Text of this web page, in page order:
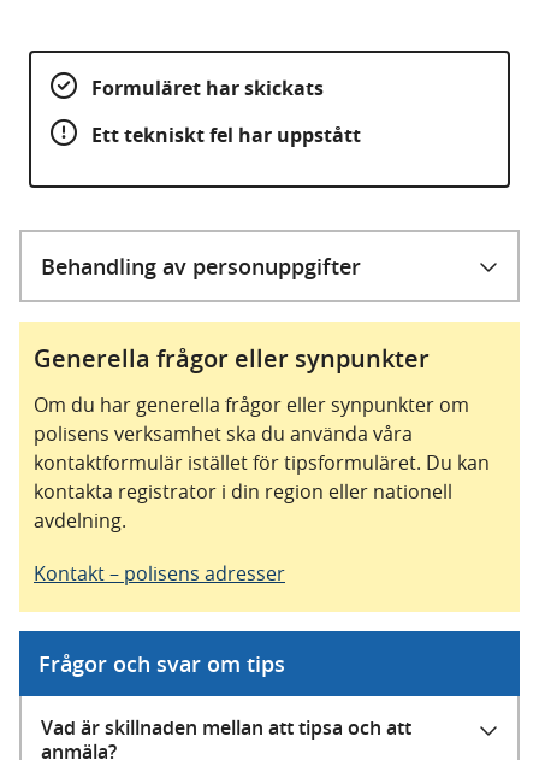
Formuläret har skickats
Ett tekniskt fel har uppstått
Behandling av personuppgifter
Generella frågor eller synpunkter
Om du har generella frågor eller synpunkter om
polisens verksamhet ska du använda våra
kontaktformulär istället för tipsformuläret. Du kan
kontakta registrator i din region eller nationell
avdelning.
Kontakt – polisens adresser
Frågor och svar om tips
Vad är skillnaden mellan att tipsa och att
anmäla?